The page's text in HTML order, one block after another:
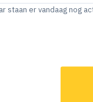
staan er vandaag nog